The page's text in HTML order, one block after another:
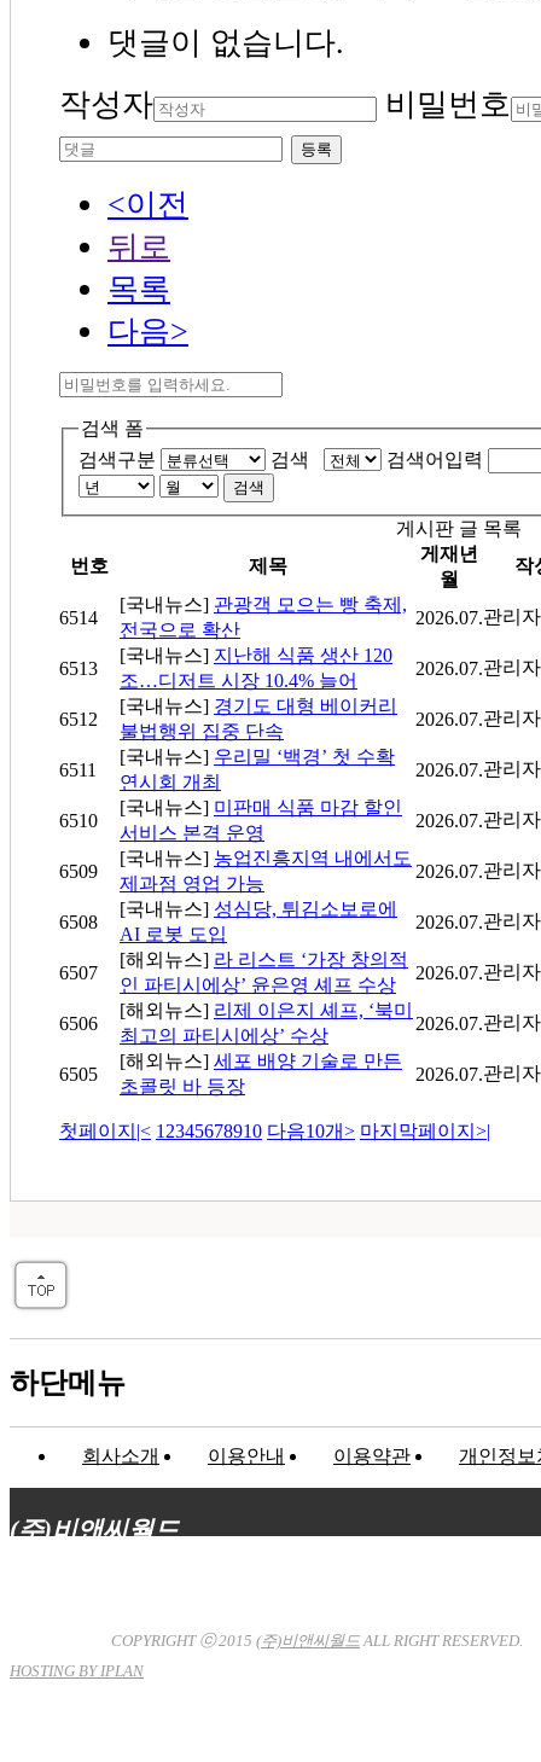
댓글이 없습니다.
작성자
비밀번호
등록
<이전
뒤로
목록
다음>
검색 폼
검색구분
검색 검색어입력
검색
게시판 글 목록
번호
제목
게재년
월
작
6514
[국내뉴스] 관광객 모으는 빵 축제,
전국으로 확산
2026.07.관리자
6513
[국내뉴스] 지난해 식품 생산 120
조…디저트 시장 10.4% 늘어
2026.07.관리자
6512
[국내뉴스] 경기도 대형 베이커리
불법행위 집중 단속
2026.07.관리자
6511
[국내뉴스] 우리밀 ‘백경’ 첫 수확
연시회 개최
2026.07.관리자
6510
[국내뉴스] 미판매 식품 마감 할인
서비스 본격 운영
2026.07.관리자
6509
[국내뉴스] 농업진흥지역 내에서도
제과점 영업 가능
2026.07.관리자
6508
[국내뉴스] 성심당, 튀김소보로에
AI 로봇 도입
2026.07.관리자
6507
[해외뉴스] 라 리스트 ‘가장 창의적
인 파티시에상’ 윤은영 셰프 수상
2026.07.관리자
6506
[해외뉴스] 리제 이은지 셰프, ‘북미
최고의 파티시에상’ 수상
2026.07.관리자
6505
[해외뉴스] 세포 배양 기술로 만든
초콜릿 바 등장
2026.07.관리자
첫페이지 |< 1 2345678910 다음10개> 마지막페이지 >|
하단메뉴
회사소개 이용안내 이용약관 개인정보
(주)비앤씨월드
COPYRIGHT ⓒ 2015 (주)비앤씨월드ALL RIGHT RESERVED.
HOSTING BY IPLAN